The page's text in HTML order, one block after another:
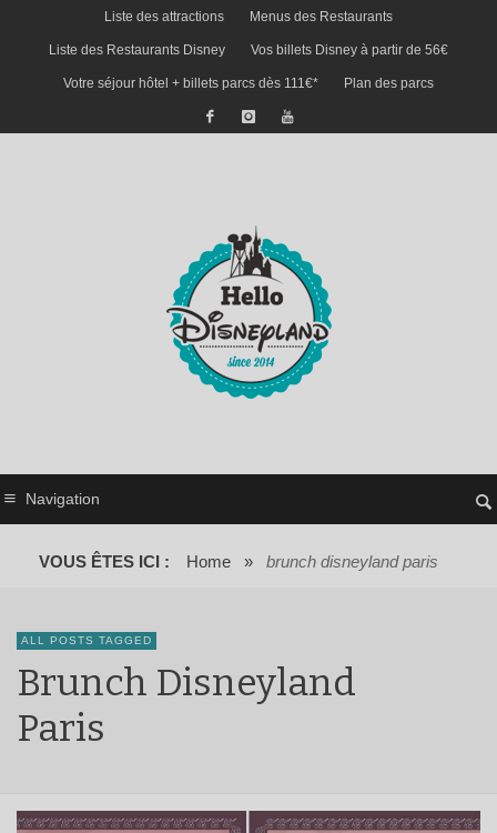
Liste des attractions Menus des Restaurants
Liste des Restaurants Disney Vos billets Disney à partir de 56€
Votre séjour hôtel + billets parcs dès 111€* Plan des parcs
Navigation
VOUS ÊTES ICI : Home » brunch disneyland paris
ALL POSTS TAGGED
Brunch Disneyland
Paris